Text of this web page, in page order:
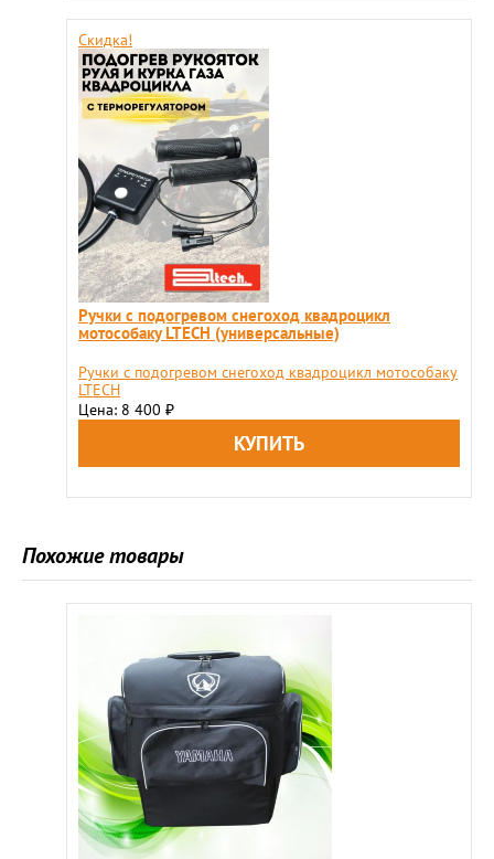
Скидка!
Ручки с подогревом снегоход квадроцикл
мотособаку LTECH (универсальные)
Ручки с подогревом снегоход квадроцикл мотособаку
LTECH
Цена: 8 400 ₽
Похожие товары